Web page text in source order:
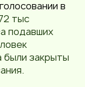
в
тыс
подавших
были закрыты